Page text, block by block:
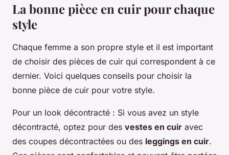
La bonne pièce en cuir pour chaque
style
Chaque femme a son propre style et il est important
de choisir des pièces de cuir qui correspondent à ce
dernier. Voici quelques conseils pour choisir la
bonne pièce de cuir pour votre style.
Pour un look décontracté : Si vous avez un style
décontracté, optez pour des vestes en cuir avec
des coupes décontractées ou des leggings en cuir.